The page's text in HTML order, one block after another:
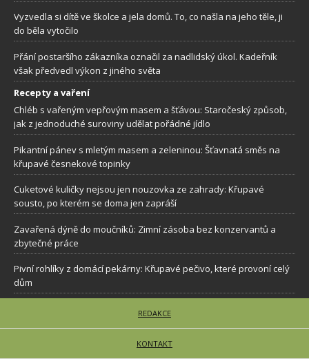
Vyzvedla si dítě ve školce a jela domů. To, co našla na jeho těle, ji
do běla vytočilo
Přání postaršího zákazníka označil za nadlidský úkol. Kadeřník
však předvedl výkon z jiného světa
Recepty a vaření
Chléb s vařeným vepřovým masem a šťávou: Staročeský způsob,
jak z jednoduché suroviny udělat pořádné jídlo
Pikantní pánev s mletým masem a zeleninou: Šťavnatá směs na
křupavé česnekové topinky
Cuketové kuličky nejsou jen nouzovka ze zahrady: Křupavé
sousto, po kterém se doma jen zapráší
Zavařená dýně do moučníků: Zimní zásoba bez konzervantů a
zbytečné práce
Pivní rohlíky z domácí pekárny: Křupavé pečivo, které provoní celý
dům
REDAKCE
KONTAKT